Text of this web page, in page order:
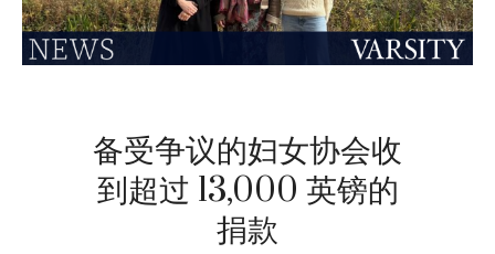
备受争议的妇女协会收
到超过 13,000 英镑的
捐款